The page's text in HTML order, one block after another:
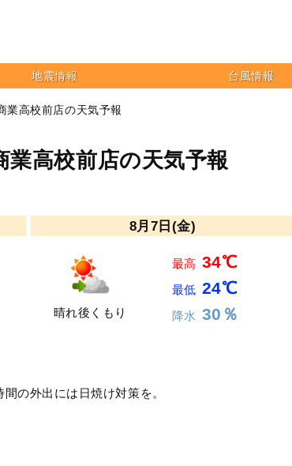
地震情報 台風情報
業高校前店の天気予報
高校前店の天気予報
8月7日(金)
晴れ後くもり
最高 34℃
最低 24℃
降水 30％
の外出には日焼け対策を。